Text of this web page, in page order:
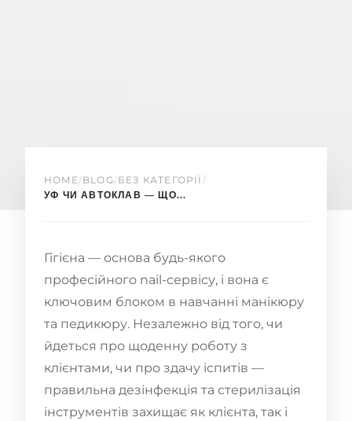
HOME/BLOG/БЕЗ КАТЕГОРІЇ /
УФ ЧИ АВТОКЛАВ — ЩО...
Гігієна — основа будь-якого
професійного nail-сервісу, і вона є
ключовим блоком в навчанні манікюру
та педикюру. Незалежно від того, чи
йдеться про щоденну роботу з
клієнтами, чи про здачу іспитів —
правильна дезінфекція та стерилізація
інструментів захищає як клієнта, так і